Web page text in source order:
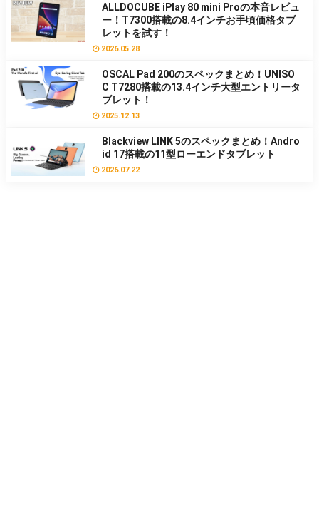
ALLDOCUBE iPlay 80 mini Proの本音レビュ
ー！T7300搭載の8.4インチお手頃価格タブ
レットを試す！
2026.05.28
OSCAL Pad 200のスペックまとめ！UNISO
C T7280搭載の13.4インチ大型エントリータ
ブレット！
2025.12.13
Blackview LINK 5のスペックまとめ！Andro
id 17搭載の11型ローエンドタブレット
2026.07.22